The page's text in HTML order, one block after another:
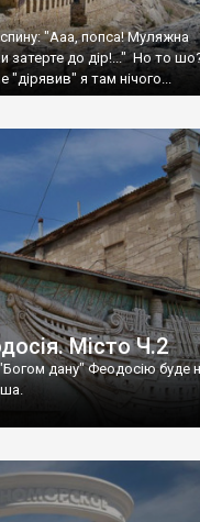
"Ааа, попса! Муляжна
затерте до дір!..." Но то
"дірявив" я там нічого...
Місто Ч.2
дану" Феодосію буде